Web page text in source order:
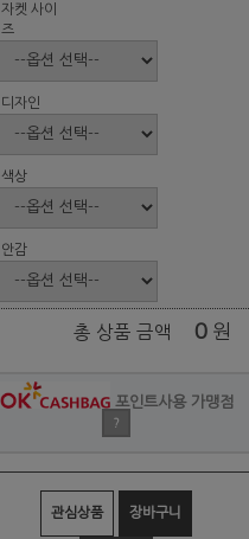
자켓 사이
즈
디자인
색상
안감
총 상품 금액 0 원
포인트사용 가맹점
?
관심상품 장바구니